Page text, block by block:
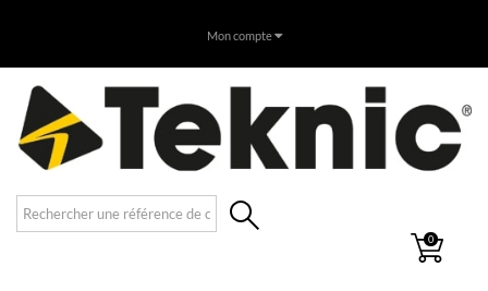
Mon compte
0